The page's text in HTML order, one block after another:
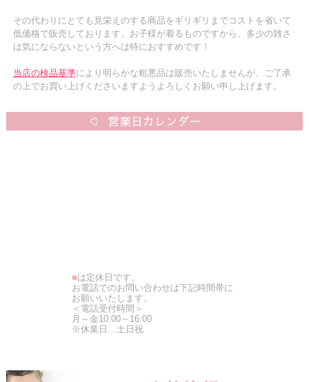
その代わりにとても見栄えのする商品をギリギリまでコストを省いて
低価格で販売しております。お子様が着るものですから、多少の雑さ
は気にならないという方へは特におすすめです！
当店の検品基準により明らかな粗悪品は販売いたしませんが、ご了承
の上でお買い上げくださいますようよろしくお願い申し上げます。
■は定休日です。
お電話でのお問い合わせは下記時間帯に
お願いいたします。
＜電話受付時間＞
月～金10:00～16:00
※休業日…土日祝